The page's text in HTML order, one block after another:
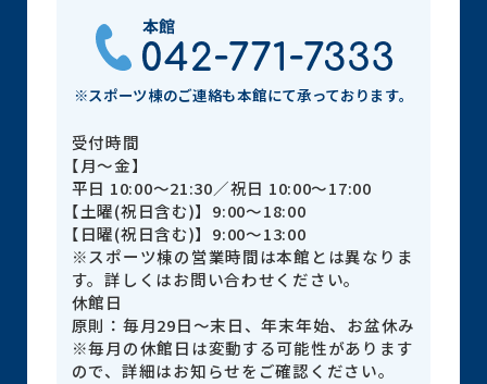
※スポーツ棟のご連絡も本館にて承っております。
受付時間
【月～金】
平日 10:00～21:30／祝日 10:00～17:00
【土曜(祝日含む)】9:00～18:00
【日曜(祝日含む)】9:00～13:00
※スポーツ棟の営業時間は本館とは異なりま
す。詳しくはお問い合わせください。
休館日
原則：毎月29日～末日、年末年始、お盆休み
※毎月の休館日は変動する可能性があります
ので、詳細はお知らせをご確認ください。